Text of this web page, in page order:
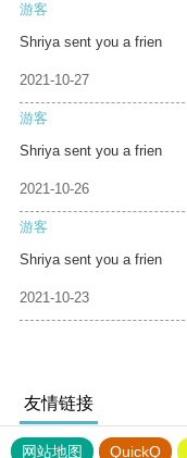
游客
Shriya sent you a frien
2021-10-27
游客
Shriya sent you a frien
2021-10-26
游客
Shriya sent you a frien
2021-10-23
友情链接
网站地图 QuickQ